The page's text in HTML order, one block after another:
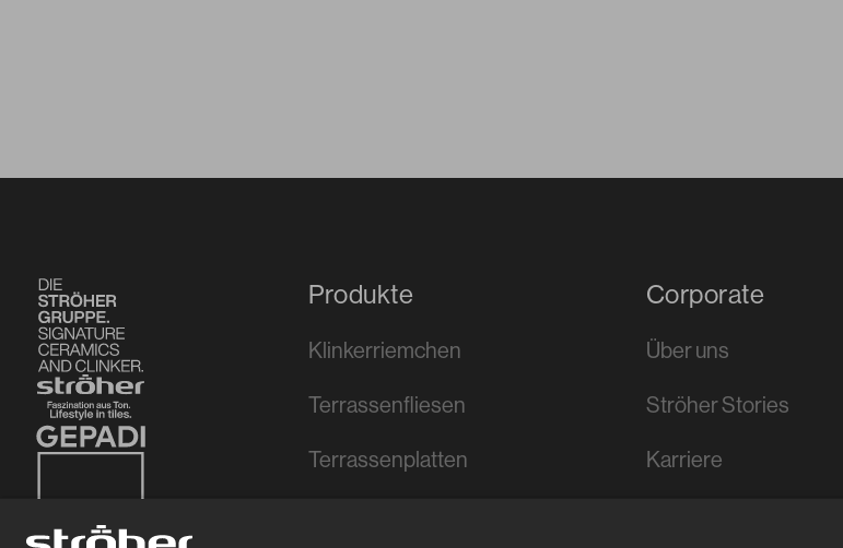
Produkte
Klinkerriemchen
Terrassenfliesen
Terrassenplatten
Corporate
Über uns
Ströher Stories
Karriere